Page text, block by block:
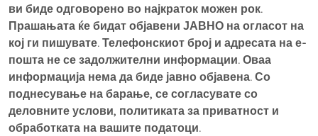
ви биде одговорено во најкраток можен рок.
Прашањата ќе бидат објавени ЈАВНО на огласот на
кој ги пишувате. Телефонскиот број и адресата на е-
пошта не се задолжителни информации. Оваа
информација нема да биде јавно објавена. Со
поднесување на барање, се согласувате со
деловните услови, политиката за приватност и
обработката на вашите податоци.